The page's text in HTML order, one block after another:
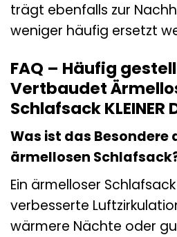
trägt ebenfalls zur
weniger häufig ersetzt
FAQ – Häufig
Vertbaudet
Schlafsack KLEINER
Was ist das Besondere
ärmellosen
Ein ärmelloser
verbesserte
wärmere Nächte oder